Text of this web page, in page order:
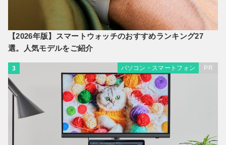
【2026年版】スマートウォッチのおすすめランキング27
選。人気モデルをご紹介
3 パソコン・スマートフォン PR